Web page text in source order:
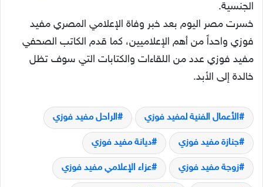
الجنسية.
خسرت مصر اليوم بعد خبر وفاة الإعلامي المصري مفيد
فوزي واحداً من أهم الإعلاميين، كما قدم الكاتب الصحفي
مفيد فوزي عدد من اللقاءات والكتابات التي سوف تظل
خالدة إلى الأبد.
الأعمال الفنية لمفيد فوزي الراحل مفيد فوزي
جنازة مفيد فوزي ديانة مفيد فوزي
زوجة مفيد فوزي عزاء الإعلامي مفيد فوزي